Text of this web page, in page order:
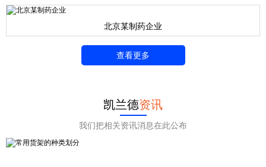
北京某制药企业
查看更多
凯兰德资讯
我们把相关资讯消息在此公布